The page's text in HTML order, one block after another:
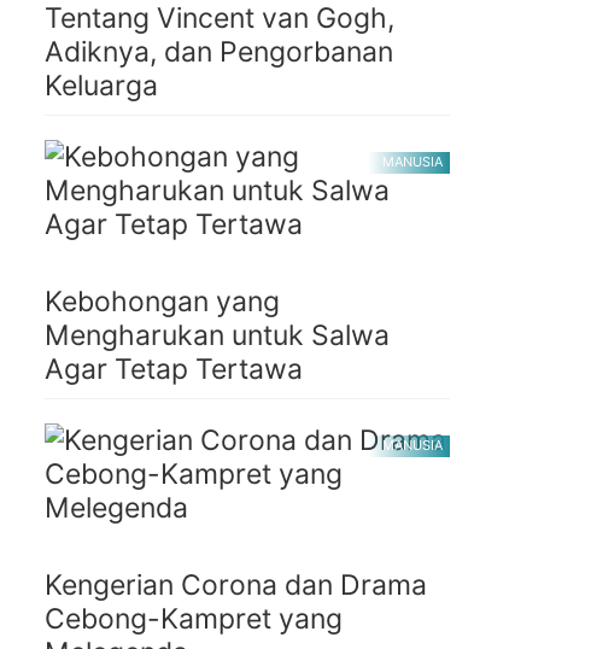
Tentang Vincent van Gogh,
Adiknya, dan Pengorbanan
Keluarga
MANUSIA
Kebohongan yang
Mengharukan untuk Salwa
Agar Tetap Tertawa
MANUSIA
Kengerian Corona dan Drama
Cebong-Kampret yang